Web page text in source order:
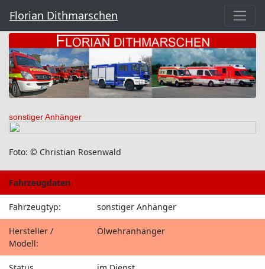
Florian Dithmarschen
sonstiger Anhänger
Foto: © Christian Rosenwald
Fahrzeugdaten
Fahrzeugtyp: sonstiger Anhänger
Hersteller /
Modell:
Ölwehranhänger